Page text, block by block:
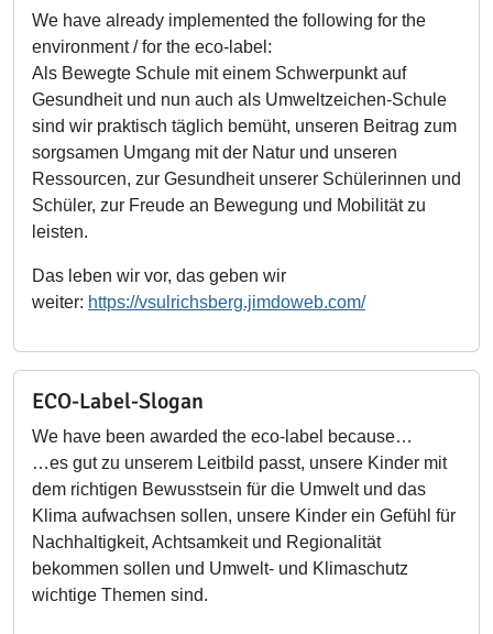
We have already implemented the following for the
environment / for the eco-label:
Als Bewegte Schule mit einem Schwerpunkt auf
Gesundheit und nun auch als Umweltzeichen-Schule
sind wir praktisch täglich bemüht, unseren Beitrag zum
sorgsamen Umgang mit der Natur und unseren
Ressourcen, zur Gesundheit unserer Schülerinnen und
Schüler, zur Freude an Bewegung und Mobilität zu
leisten.
Das leben wir vor, das geben wir
weiter: https://vsulrichsberg.jimdoweb.com/
ECO-Label-Slogan
We have been awarded the eco-label because…
…es gut zu unserem Leitbild passt, unsere Kinder mit
dem richtigen Bewusstsein für die Umwelt und das
Klima aufwachsen sollen, unsere Kinder ein Gefühl für
Nachhaltigkeit, Achtsamkeit und Regionalität
bekommen sollen und Umwelt- und Klimaschutz
wichtige Themen sind.